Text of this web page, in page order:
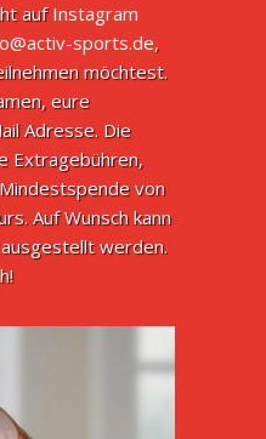
aufInstagram
sports.de,
möchtest.
eure
Adresse. Die
Extragebühren,
von
Auf Wunsch kann
werden.